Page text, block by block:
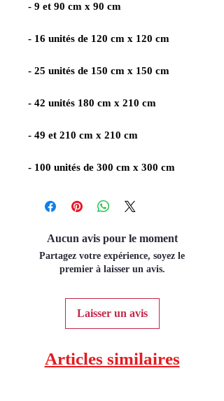
- 9 et 90 cm x 90 cm
- 16 unités de 120 cm x 120 cm
- 25 unités de 150 cm x 150 cm
- 42 unités 180 cm x 210 cm
- 49 et 210 cm x 210 cm
- 100 unités de 300 cm x 300 cm
Aucun avis pour le moment
Partagez votre expérience, soyez le
premier à laisser un avis.
Laisser un avis
Articles similaires